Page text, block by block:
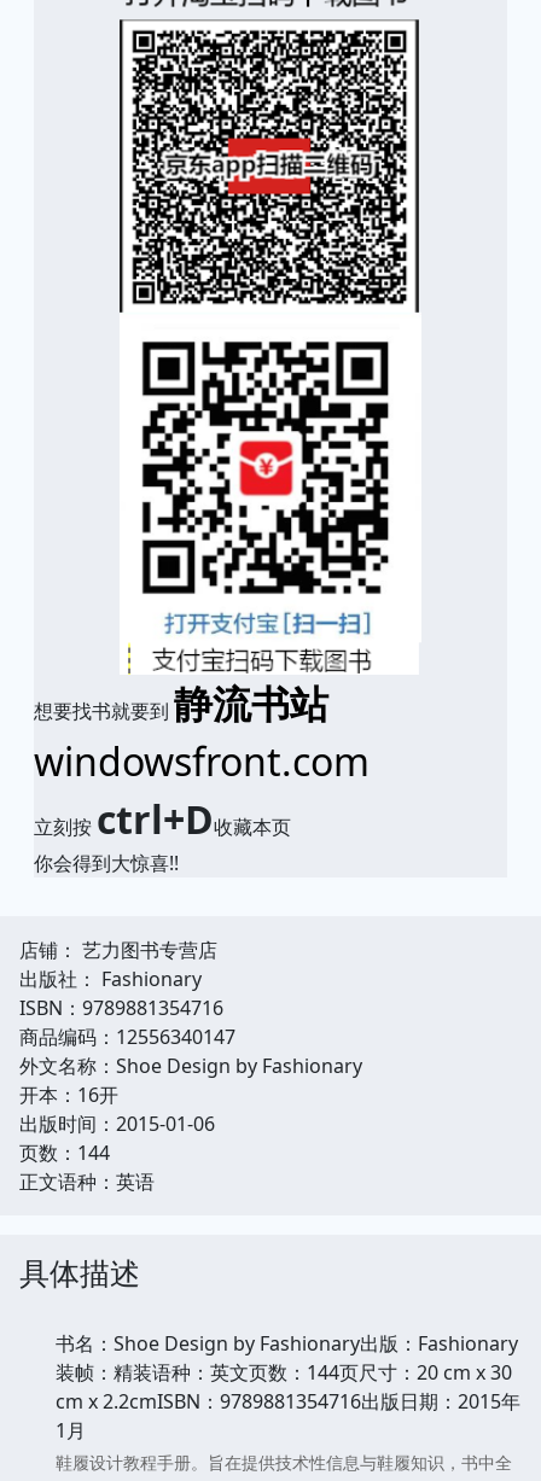
想要找书就要到 静流书站
windowsfront.com
立刻按 ctrl+D收藏本页
你会得到大惊喜!!
店铺： 艺力图书专营店
出版社： Fashionary
ISBN：9789881354716
商品编码：12556340147
外文名称：Shoe Design by Fashionary
开本：16开
出版时间：2015-01-06
页数：144
正文语种：英语
具体描述
书名：Shoe Design by Fashionary出版：Fashionary
装帧：精装语种：英文页数：144页尺寸：20 cm x 30
cm x 2.2cmISBN：9789881354716出版日期：2015年
1月
鞋履设计教程手册。旨在提供技术性信息与鞋履知识，书中全